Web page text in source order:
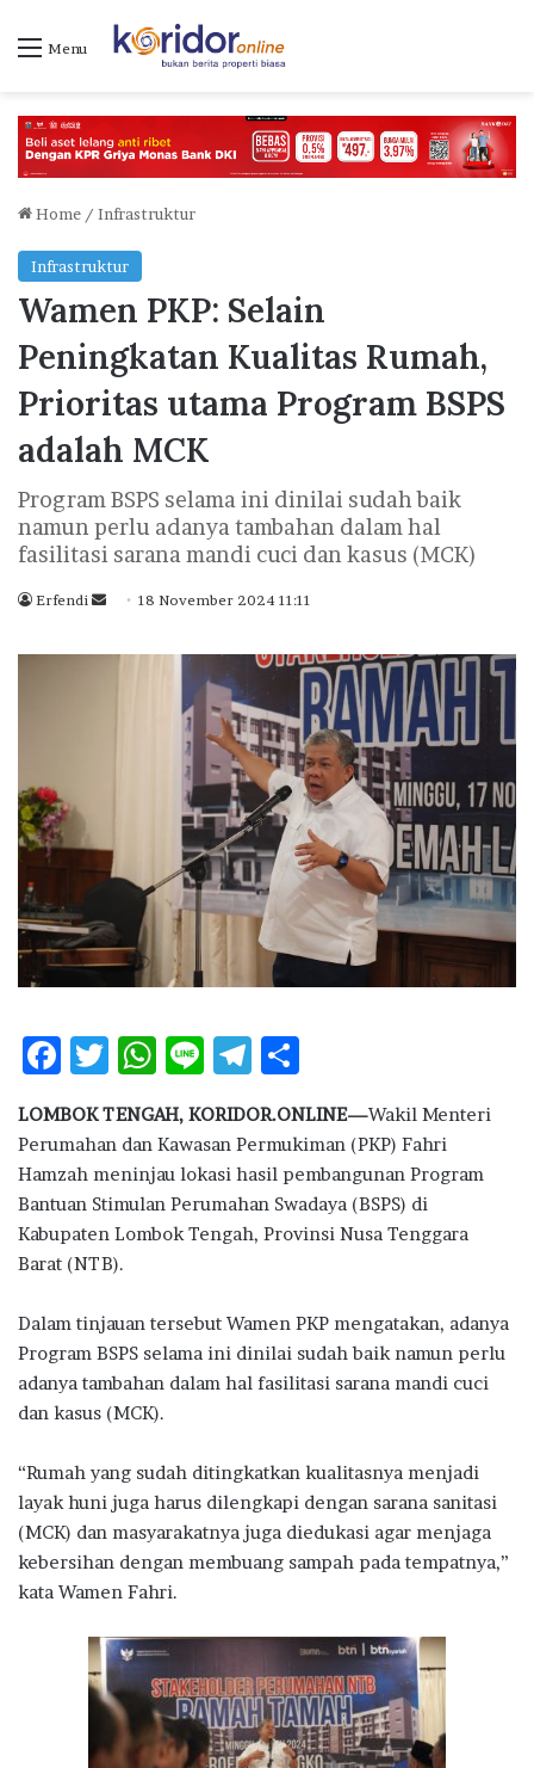
Menu
Home / Infrastruktur
Infrastruktur
Wamen PKP: Selain
Peningkatan Kualitas Rumah,
Prioritas utama Program BSPS
adalah MCK
Program BSPS selama ini dinilai sudah baik
namun perlu adanya tambahan dalam hal
fasilitasi sarana mandi cuci dan kasus (MCK)
Erfendi
n
18 November 2024 11:11
F
e
b
o
o
k
T
it
te
r
W
at
s
A
p
Li
e
T
e
g
ra
m
ar
e
LOMBOK TENGAH, KORIDOR.ONLINE—Wakil Menteri
Perumahan dan Kawasan Permukiman (PKP) Fahri
Hamzah meninjau lokasi hasil pembangunan Program
Bantuan Stimulan Perumahan Swadaya (BSPS) di
Kabupaten Lombok Tengah, Provinsi Nusa Tenggara
Barat (NTB).
Dalam tinjauan tersebut Wamen PKP mengatakan, adanya
Program BSPS selama ini dinilai sudah baik namun perlu
adanya tambahan dalam hal fasilitasi sarana mandi cuci
dan kasus (MCK).
“Rumah yang sudah ditingkatkan kualitasnya menjadi
layak huni juga harus dilengkapi dengan sarana sanitasi
(MCK) dan masyarakatnya juga diedukasi agar menjaga
kebersihan dengan membuang sampah pada tempatnya,”
kata Wamen Fahri.